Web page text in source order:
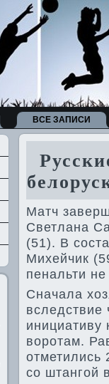
ВСЕ ЗАПИСИ
Матч
Све­тлана
(51). В
Михейчик
пенальти
Сначала
вследствие
инициативу
воротам.
со штангой